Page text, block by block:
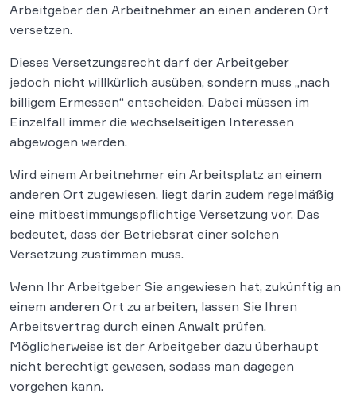
Arbeitgeber den Arbeitnehmer an einen anderen Ort
versetzen.
Dieses Versetzungsrecht darf der Arbeitgeber
jedoch nicht willkürlich ausüben, sondern muss „nach
billigem Ermessen“ entscheiden. Dabei müssen im
Einzelfall immer die wechselseitigen Interessen
abgewogen werden.
Wird einem Arbeitnehmer ein Arbeitsplatz an einem
anderen Ort zugewiesen, liegt darin zudem regelmäßig
eine mitbestimmungspflichtige Versetzung vor. Das
bedeutet, dass der Betriebsrat einer solchen
Versetzung zustimmen muss.
Wenn Ihr Arbeitgeber Sie angewiesen hat, zukünftig an
einem anderen Ort zu arbeiten, lassen Sie Ihren
Arbeitsvertrag durch einen Anwalt prüfen.
Möglicherweise ist der Arbeitgeber dazu überhaupt
nicht berechtigt gewesen, sodass man dagegen
vorgehen kann.